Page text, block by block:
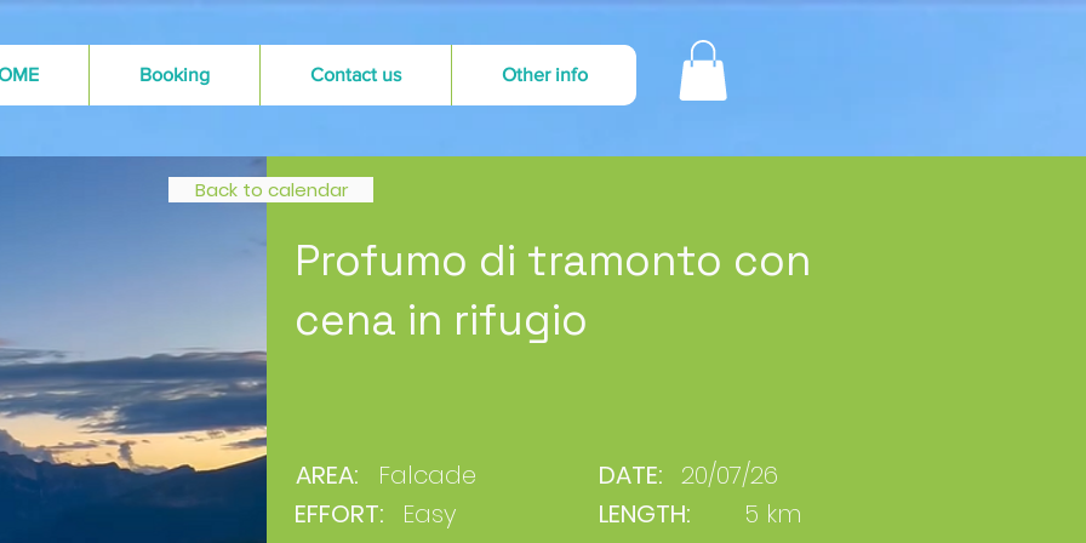
Booking Contact us Other info
Back to calendar
Profumo di tramonto con
cena in rifugio
AREA:
Falcade
EFFORT:
Easy
DATE: 20/07/26
LENGTH:
5 km